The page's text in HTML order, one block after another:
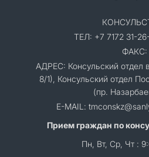
ТЕЛ: +7 7172 31-
ФАКС:
АДРЕС: Консульский отдел
8/1), Консульский отдел
(пр.
E-MAIL:
Прием граждан по
Пн, Вт, Ср, Чт :